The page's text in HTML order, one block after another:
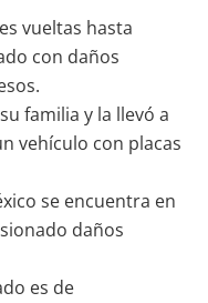
vueltas hasta
con daños
familia y la llevó a
vehículo con placas
se encuentra en
daños
es de